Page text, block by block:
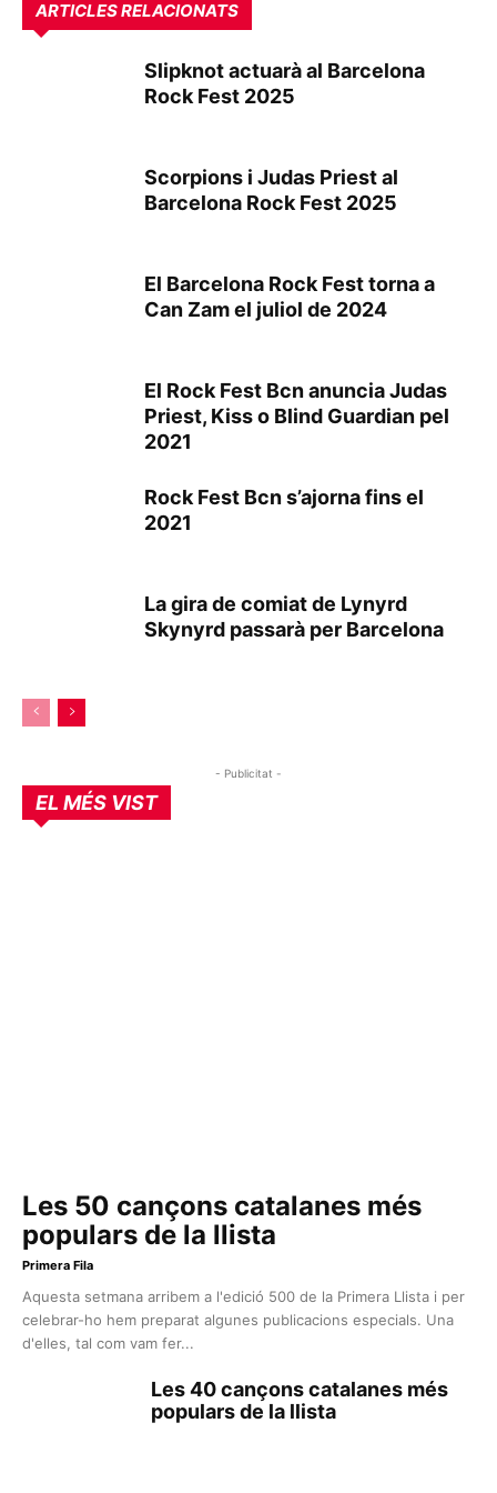
ARTICLES RELACIONATS
Slipknot actuarà al Barcelona
Rock Fest 2025
Scorpions i Judas Priest al
Barcelona Rock Fest 2025
El Barcelona Rock Fest torna a
Can Zam el juliol de 2024
El Rock Fest Bcn anuncia Judas
Priest, Kiss o Blind Guardian pel
2021
Rock Fest Bcn s’ajorna fins el
2021
La gira de comiat de Lynyrd
Skynyrd passarà per Barcelona
- Publicitat -
EL MÉS VIST
Les 50 cançons catalanes més
populars de la llista
Primera Fila
Aquesta setmana arribem a l'edició 500 de la Primera Llista i per
celebrar-ho hem preparat algunes publicacions especials. Una
d'elles, tal com vam fer...
Les 40 cançons catalanes més
populars de la llista